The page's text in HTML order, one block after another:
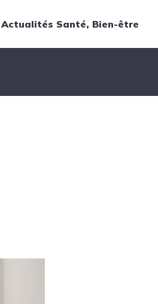
Actualités Santé, Bien-être